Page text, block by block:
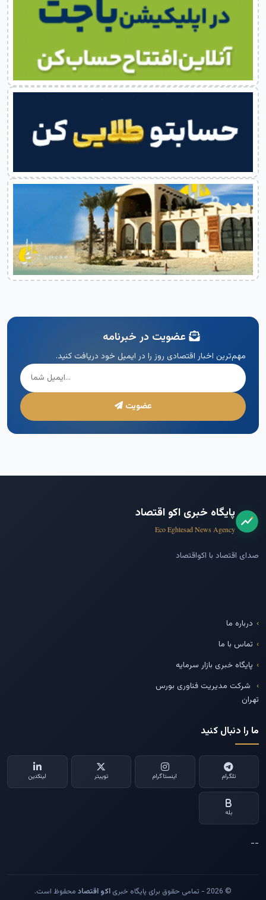
عضویت در خبرنامه
مهم‌ترین اخبار اقتصادی روز را در ایمیل خود دریافت کنید.
عضویت
پایگاه خبری اکو اقتصاد
Eco Eghtesad News Agency
صدای اقتصاد با اکواقتصاد
درباره ما
تماس با ما
پایگاه خبری بازار سرمایه
شرکت مدیریت فناوری بورس
تهران
ما را دنبال کنید
تلگرام اینستاگرام توییتر لینکدین
بله
--
© 2026 - تمامی حقوق برای پایگاه خبری اکو اقتصاد محفوظ است.